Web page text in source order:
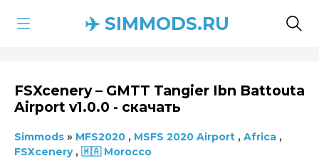
✈️ SIMMODS.RU
FSXcenery – GMTT Tangier Ibn Battouta
Airport v1.0.0 - скачать
Simmods » MFS2020 , MSFS 2020 Airport , Africa ,
FSXcenery , 🇲🇦 Morocco